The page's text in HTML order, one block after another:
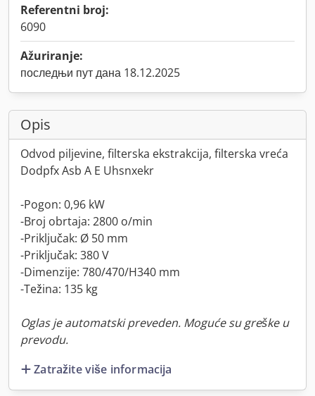
Referentni broj:
6090
Ažuriranje:
последњи пут дана 18.12.2025
Opis
Odvod piljevine, filterska ekstrakcija, filterska vreća
Dodpfx Asb A E Uhsnxekr
-Pogon: 0,96 kW
-Broj obrtaja: 2800 o/min
-Priključak: Ø 50 mm
-Priključak: 380 V
-Dimenzije: 780/470/H340 mm
-Težina: 135 kg
Oglas je automatski preveden. Moguće su greške u
prevodu.
Zatražite više informacija